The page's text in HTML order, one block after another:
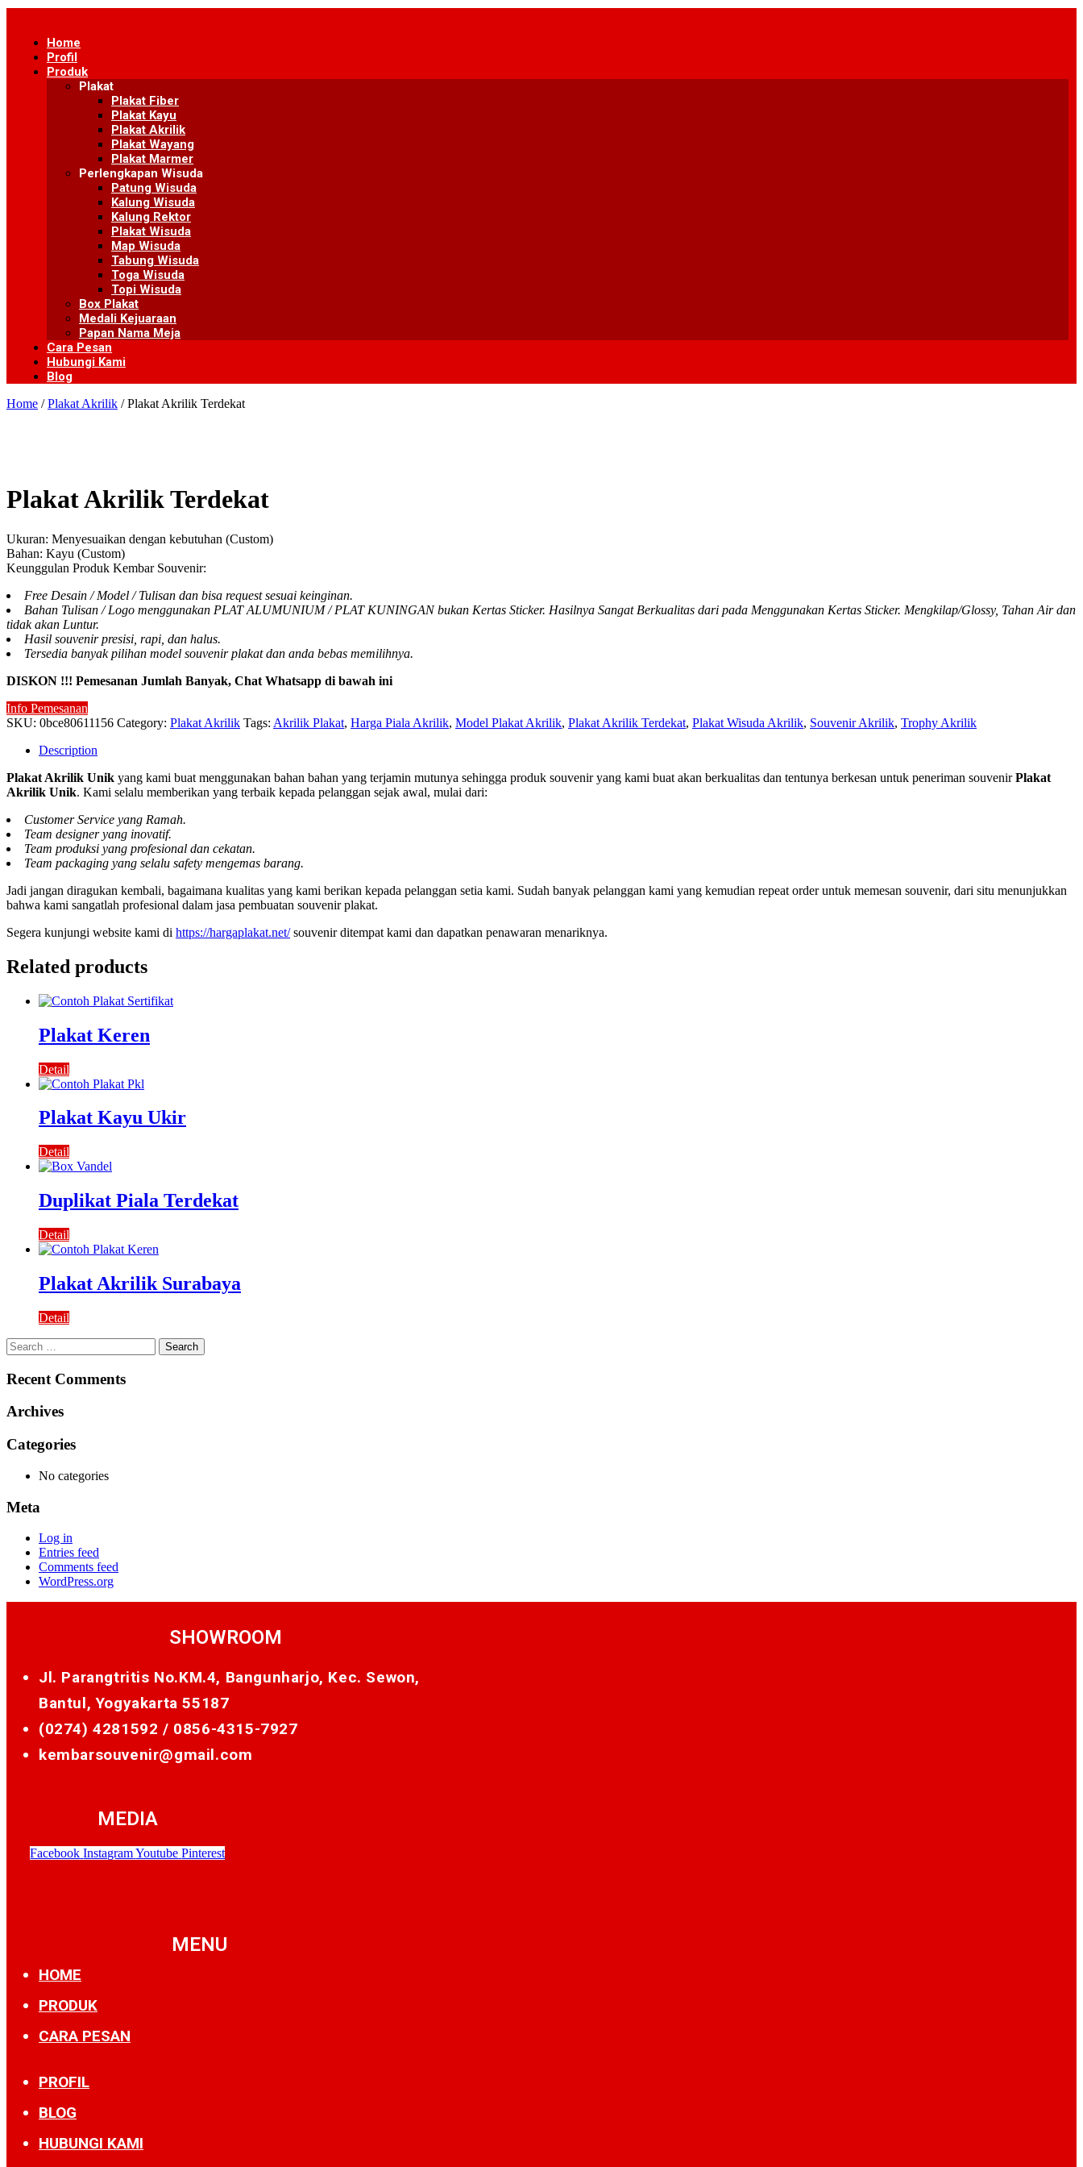
content
Home
Profil
Produk
Plakat
Plakat Fiber
Plakat Kayu
Plakat Akrilik
Plakat Wayang
Plakat Marmer
Perlengkapan Wisuda
Patung Wisuda
Kalung Wisuda
Kalung Rektor
Plakat Wisuda
Map Wisuda
Tabung Wisuda
Toga Wisuda
Topi Wisuda
Box Plakat
Medali Kejuaraan
Papan Nama Meja
Cara Pesan
Hubungi Kami
Blog
Home /Plakat Akrilik / Plakat Akrilik Terdekat
Plakat Akrilik Terdekat
Ukuran: Menyesuaikan dengan kebutuhan (Custom)
Bahan: Kayu (Custom)
Keunggulan Produk Kembar Souvenir:
Free Desain / Model / Tulisan dan bisa request sesuai keinginan.
Bahan Tulisan / Logo menggunakan PLAT ALUMUNIUM / PLAT KUNINGAN bukan Kertas Sticker. Hasilnya Sangat Berkualitas dari pada Menggunakan Kertas Sticker. Mengkilap/Glossy, Tahan Air dan
tidak akan Luntur.
Hasil souvenir presisi, rapi, dan halus.
Tersedia banyak pilihan model souvenir plakat dan anda bebas memilihnya.
DISKON !!! Pemesanan Jumlah Banyak, Chat Whatsapp di bawah ini
Info Pemesanan
SKU: 0bce80611156 Category: Plakat Akrilik Tags: Akrilik Plakat, Harga Piala Akrilik, Model Plakat Akrilik, Plakat Akrilik Terdekat, Plakat Wisuda Akrilik, Souvenir Akrilik, Trophy Akrilik
Description
Plakat Akrilik Unik yang kami buat menggunakan bahan bahan yang terjamin mutunya sehingga produk souvenir yang kami buat akan berkualitas dan tentunya berkesan untuk peneriman souvenirPlakat
Akrilik Unik. Kami selalu memberikan yang terbaik kepada pelanggan sejak awal, mulai dari:
Customer Service yang Ramah.
Team designer yang inovatif.
Team produksi yang profesional dan cekatan.
Team packaging yang selalu safety mengemas barang.
Jadi jangan diragukan kembali, bagaimana kualitas yang kami berikan kepada pelanggan setia kami. Sudah banyak pelanggan kami yang kemudian repeat order untuk memesan souvenir, dari situ menunjukkan
bahwa kami sangatlah profesional dalam jasa pembuatan souvenir plakat.
Segera kunjungi website kami di https://hargaplakat.net/souvenir ditempat kami dan dapatkan penawaran menariknya.
Related products
Plakat Keren
Detail
Plakat Kayu Ukir
Detail
Duplikat Piala Terdekat
Detail
Plakat Akrilik Surabaya
Detail
Search
for:
Recent Comments
Archives
Categories
No categories
Meta
Log in
Entries feed
Comments feed
WordPress.org
SHOWROOM
Jl. Parangtritis No.KM.4, Bangunharjo, Kec. Sewon,
Bantul, Yogyakarta 55187
(0274) 4281592 / 0856-4315-7927
kembarsouvenir@gmail.com
MEDIA
Facebook Instagram Youtube Pinterest
MENU
HOME
PRODUK
CARA PESAN
PROFIL
BLOG
HUBUNGI KAMI